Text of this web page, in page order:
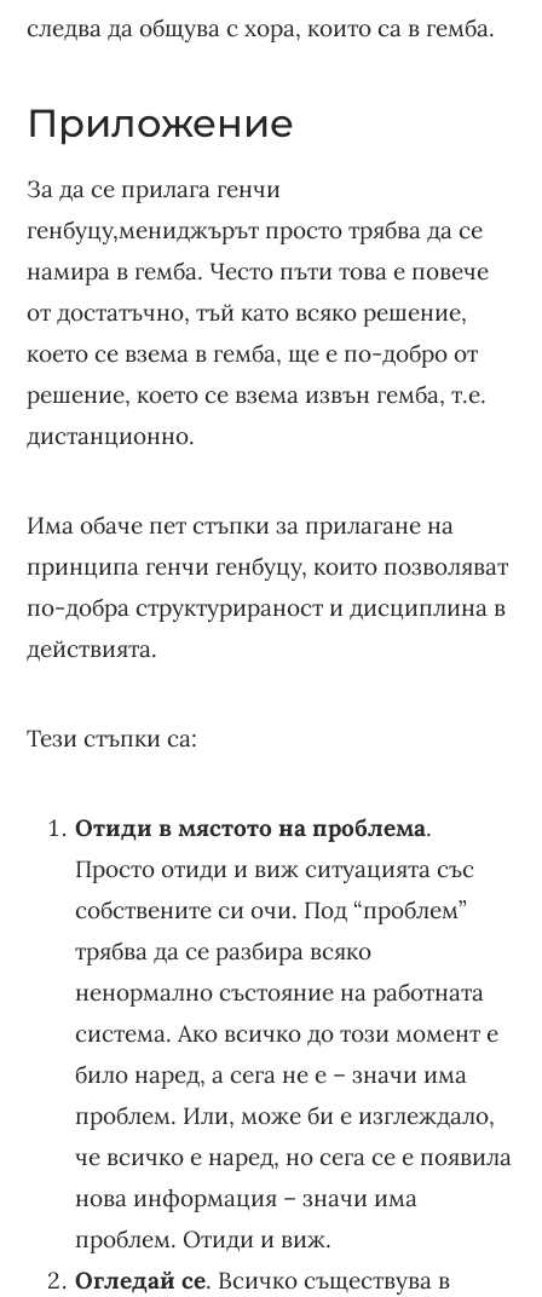
следва да общува с хора, които са в гемба.
Приложение
За да се прилага генчи
генбуцу,мениджърът просто трябва да се
намира в гемба. Често пъти това е повече
от достатъчно, тъй като всяко решение,
което се взема в гемба, ще е по-добро от
решение, което се взема извън гемба, т.е.
дистанционно.
Има обаче пет стъпки за прилагане на
принципа генчи генбуцу, които позволяват
по-добра структурираност и дисциплина в
действията.
Тези стъпки са:
Отиди в мястото на проблема.
Просто отиди и виж ситуацията със
собствените си очи. Под “проблем”
трябва да се разбира всяко
ненормално състояние на работната
система. Ако всичко до този момент е
било наред, а сега не е – значи има
проблем. Или, може би е изглеждало,
че всичко е наред, но сега се е появила
нова информация – значи има
проблем. Отиди и виж.
Огледай се. Всичко съществува в